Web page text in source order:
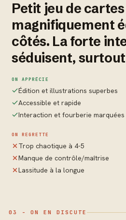
Petit jeu de
magnifiquement
côtés. La forte
séduisent,
ON APPRÉCIE
Édition et illustrations superbes
Accessible et rapide
Interaction et fourberie marquées
ON REGRETTE
Trop chaotique à 4-5
Manque de contrôle/maîtrise
Lassitude à la longue
03 - ON EN DISCUTE